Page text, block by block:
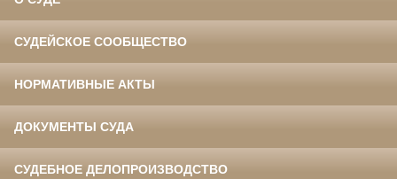
СУДЕЙСКОЕ СООБЩЕСТВО
НОРМАТИВНЫЕ АКТЫ
ДОКУМЕНТЫ СУДА
СУДЕБНОЕ ДЕЛОПРОИЗВОДСТВО